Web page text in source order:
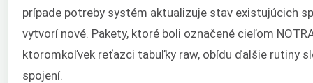
prípade potreby systém aktualizuje stav existujúcich
vytvorí nové. Pakety, ktoré boli označené cieľom
ktoromkoľvek reťazci tabuľky raw, obídu ďalšie rutiny
spojení.